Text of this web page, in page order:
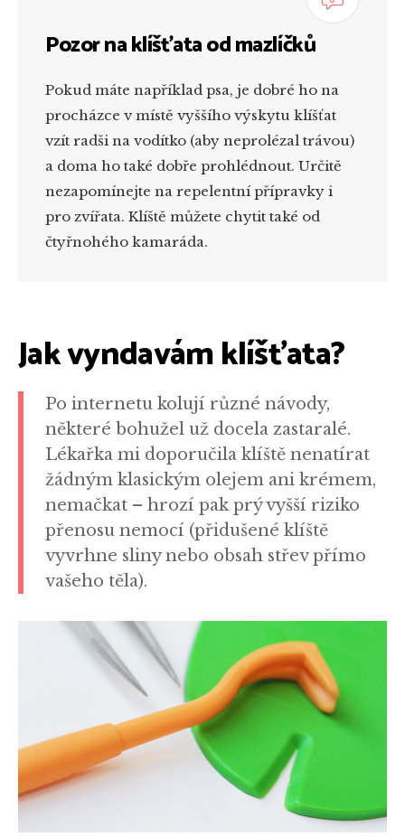
Pozor na klíšťata od mazlíčků
Pokud máte například psa, je dobré ho na
procházce v místě vyššího výskytu klíšťat
vzít radši na vodítko (aby neprolézal trávou)
a doma ho také dobře prohlédnout. Určitě
nezapomínejte na repelentní přípravky i
pro zvířata. Klíště můžete chytit také od
čtyřnohého kamaráda.
Jak vyndavám klíšťata?
Po internetu kolují různé návody,
některé bohužel už docela zastaralé.
Lékařka mi doporučila klíště nenatírat
žádným klasickým olejem ani krémem,
nemačkat – hrozí pak prý vyšší riziko
přenosu nemocí (přidušené klíště
vyvrhne sliny nebo obsah střev přímo
vašeho těla).